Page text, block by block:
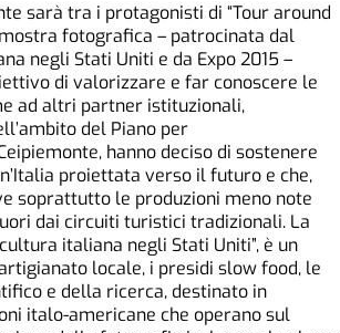
sarà tra i protagonisti di “Tour around
fotografica – patrocinata dal
negli Stati Uniti e da Expo 2015 –
di valorizzare e far conoscere le
ad altri partner istituzionali,
del Piano per
hanno deciso di sostenere
proiettata verso il futuro e che,
soprattutto le produzioni meno note
dai circuiti turistici tradizionali. La
italiana negli Stati Uniti”, è un
locale, i presidi slow food, le
e della ricerca, destinato in
italo-americane che operano sul